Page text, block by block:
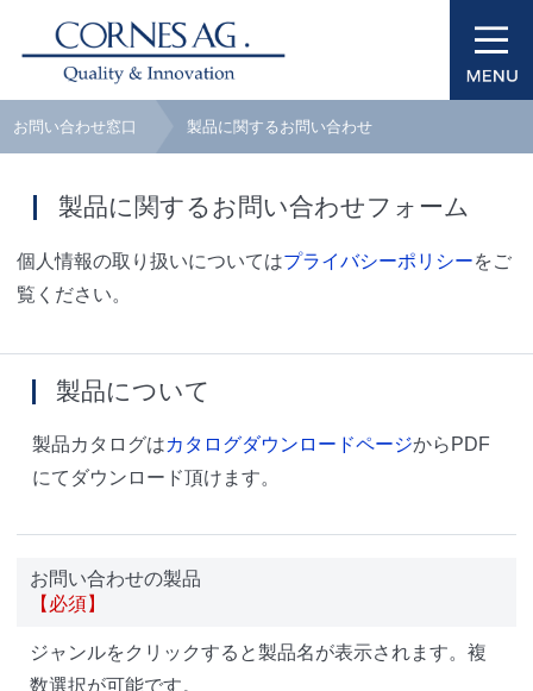
お問い合わせ窓口 製品に関するお問い合わせ
製品に関するお問い合わせフォーム
個人情報の取り扱いについてはプライバシーポリシーをご
覧ください。
製品について
製品カタログはカタログダウンロードページからPDF
にてダウンロード頂けます。
お問い合わせの製品
【必須】
ジャンルをクリックすると製品名が表示されます。複
数選択が可能です。